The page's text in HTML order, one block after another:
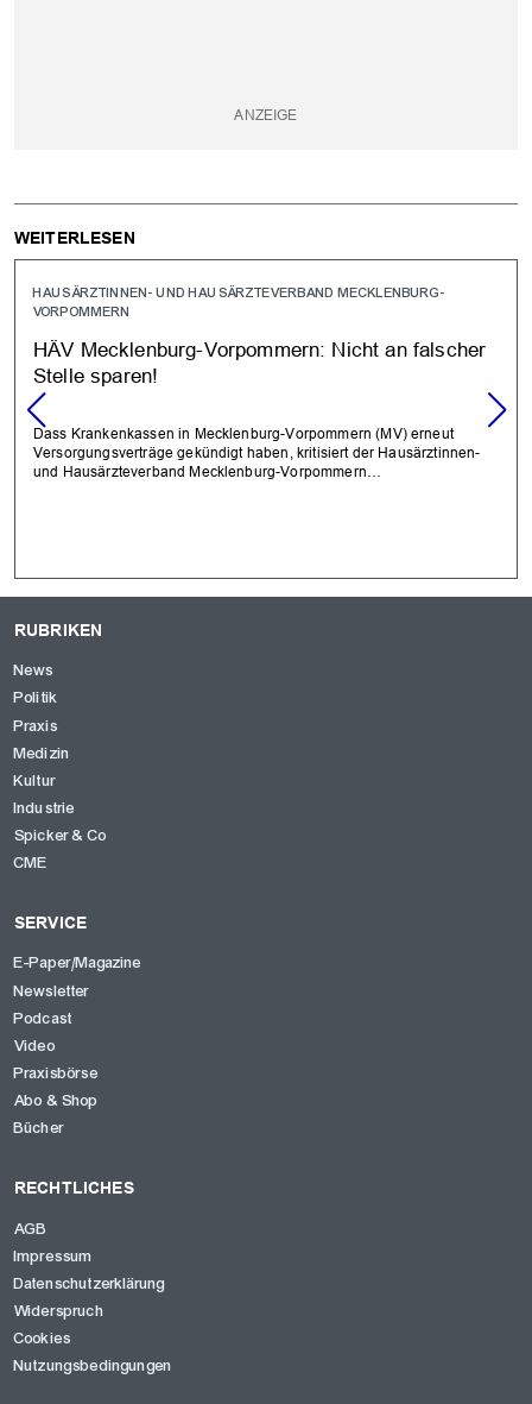
WEITERLESEN
HAUSÄRZTINNEN- UND HAUSÄRZTEVERBAND MECKLENBURG-
VORPOMMERN
HÄV Mecklenburg-Vorpommern: Nicht an falscher
Stelle sparen!
Dass Krankenkassen in Mecklenburg-Vorpommern (MV) erneut
Versorgungsverträge gekündigt haben, kritisiert der Hausärztinnen-
und Hausärzteverband Mecklenburg-Vorpommern…
RUBRIKEN
News
Politik
Praxis
Medizin
Kultur
Industrie
Spicker & Co
CME
SERVICE
E-Paper/Magazine
Newsletter
Podcast
Video
Praxisbörse
Abo & Shop
Bücher
RECHTLICHES
AGB
Impressum
Datenschutzerklärung
Widerspruch
Cookies
Nutzungsbedingungen